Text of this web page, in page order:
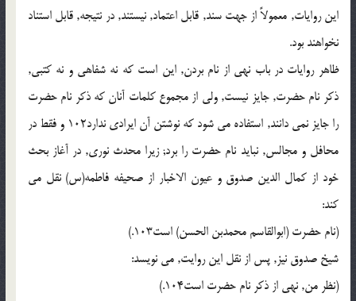
این روایات, معمولاً از جهت سند, قابل اعتماد, نیستند, در نتیجه, قابل استناد
نخواهند بود.
ظاهر روایات در باب نهی از نام بردن, این است که نه شفاهی و نه کتبی,
ذکر نام حضرت, جایز نیست, ولی از مجموع کلمات آنان که ذکر نام حضرت
را جایز نمی دانند, استفاده می شود که نوشتن آن ایرادی ندارد102 و فقط در
محافل و مجالس, نباید نام حضرت را برد; زیرا محدث نوری, در آغاز بحث
خود از کمال الدین صدوق و عیون الاخبار از صحیفه فاطمه(س) نقل می
کند:
(نام حضرت (ابوالقاسم محمدبن الحسن) است103.)
شیخ صدوق نیز, پس از نقل این روایت, می نویسد:
(نظر من, نهی از ذکر نام حضرت است104.)